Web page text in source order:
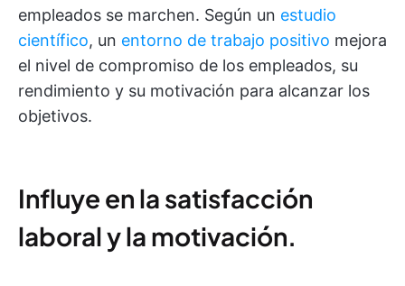
empleados se marchen. Según un estudio
científico, un entorno de trabajo positivo mejora
el nivel de compromiso de los empleados, su
rendimiento y su motivación para alcanzar los
objetivos.
Influye en la satisfacción
laboral y la motivación.